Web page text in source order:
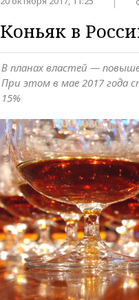
Коньяк в
В планах властей —
При этом в мае 2017 года
15%